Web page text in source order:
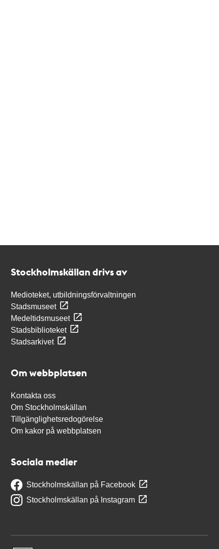
Stockholmskällan drivs av
Medioteket, utbildningsförvaltningen
Stadsmuseet
Medeltidsmuseet
Stadsbiblioteket
Stadsarkivet
Om webbplatsen
Kontakta oss
Om Stockholmskällan
Tillgänglighetsredogörelse
Om kakor på webbplatsen
Sociala medier
Stockholmskällan på Facebook
Stockholmskällan på Instagram